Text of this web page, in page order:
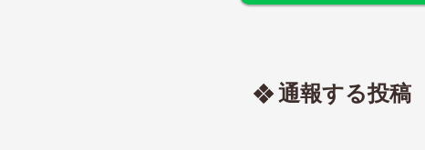
通報する投稿